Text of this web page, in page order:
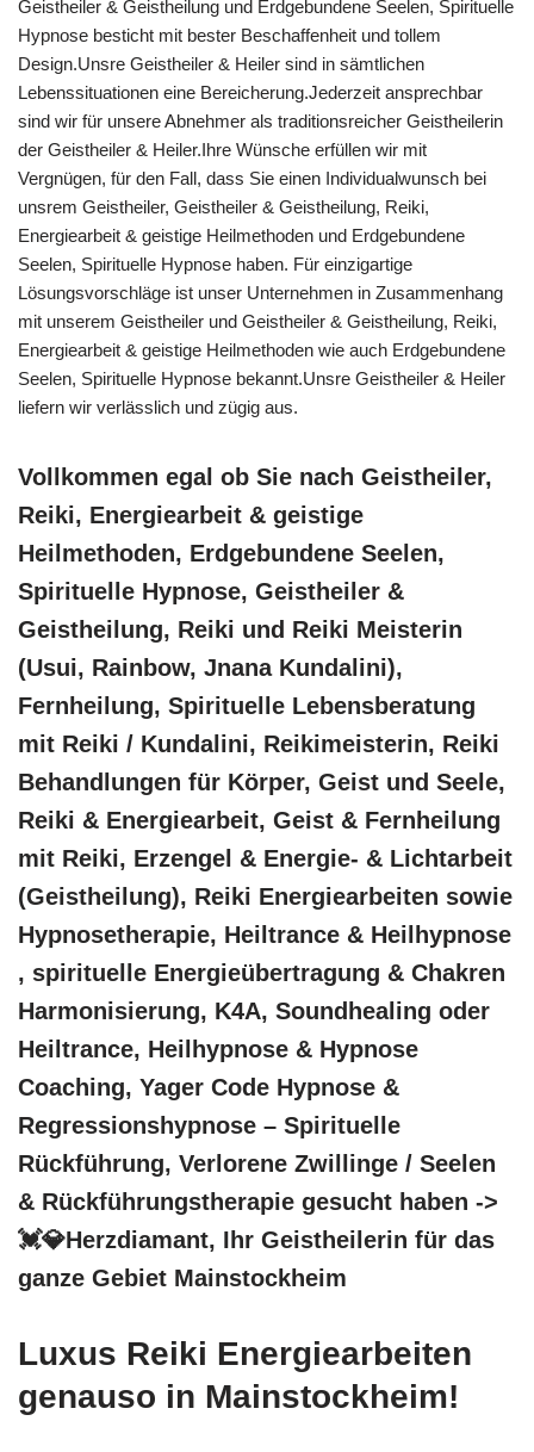
Geistheiler & Geistheilung und Erdgebundene Seelen, Spirituelle
Hypnose besticht mit bester Beschaffenheit und tollem
Design.Unsre Geistheiler & Heiler sind in sämtlichen
Lebenssituationen eine Bereicherung.Jederzeit ansprechbar
sind wir für unsere Abnehmer als traditionsreicher Geistheilerin
der Geistheiler & Heiler.Ihre Wünsche erfüllen wir mit
Vergnügen, für den Fall, dass Sie einen Individualwunsch bei
unsrem Geistheiler, Geistheiler & Geistheilung, Reiki,
Energiearbeit & geistige Heilmethoden und Erdgebundene
Seelen, Spirituelle Hypnose haben. Für einzigartige
Lösungsvorschläge ist unser Unternehmen in Zusammenhang
mit unserem Geistheiler und Geistheiler & Geistheilung, Reiki,
Energiearbeit & geistige Heilmethoden wie auch Erdgebundene
Seelen, Spirituelle Hypnose bekannt.Unsre Geistheiler & Heiler
liefern wir verlässlich und zügig aus.
Vollkommen egal ob Sie nach Geistheiler,
Reiki, Energiearbeit & geistige
Heilmethoden, Erdgebundene Seelen,
Spirituelle Hypnose, Geistheiler &
Geistheilung, Reiki und Reiki Meisterin
(Usui, Rainbow, Jnana Kundalini),
Fernheilung, Spirituelle Lebensberatung
mit Reiki / Kundalini, Reikimeisterin, Reiki
Behandlungen für Körper, Geist und Seele,
Reiki & Energiearbeit, Geist & Fernheilung
mit Reiki, Erzengel & Energie- & Lichtarbeit
(Geistheilung), Reiki Energiearbeiten sowie
Hypnosetherapie, Heiltrance & Heilhypnose
, spirituelle Energieübertragung & Chakren
Harmonisierung, K4A, Soundhealing oder
Heiltrance, Heilhypnose & Hypnose
Coaching, Yager Code Hypnose &
Regressionshypnose – Spirituelle
Rückführung, Verlorene Zwillinge / Seelen
& Rückführungstherapie gesucht haben ->
💓️💎Herzdiamant, Ihr Geistheilerin für das
ganze Gebiet Mainstockheim
Luxus Reiki Energiearbeiten
genauso in Mainstockheim!